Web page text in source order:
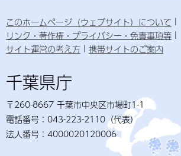
このホームページ（ウェブサイト）について
リンク・著作権・プライバシー・免責事項等
サイト運営の考え方
携帯サイトのご案内
千葉県庁
〒260-8667 千葉市中央区市場町1-1
電話番号：043-223-2110（代表）
法人番号：4000020120006